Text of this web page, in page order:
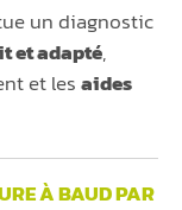
un diagnostic
et adapté,
et lesaides
À BAUD PAR